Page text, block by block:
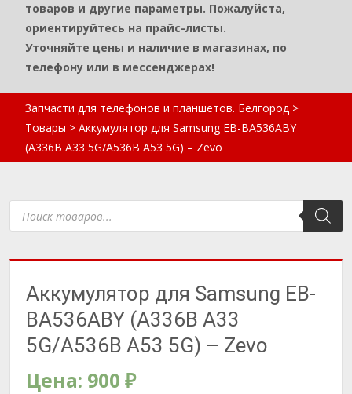
товаров и другие параметры. Пожалуйста,
ориентируйтесь на прайс-листы.
Уточняйте цены и наличие в магазинах, по
телефону или в мессенджерах!
Запчасти для телефонов и планшетов. Белгород >
Товары > Аккумулятор для Samsung EB-BA536ABY
(A336B A33 5G/A536B A53 5G) – Zevo
Поиск
товаров
Аккумулятор для Samsung EB-
BA536ABY (A336B A33
5G/A536B A53 5G) – Zevo
Цена: 900 ₽